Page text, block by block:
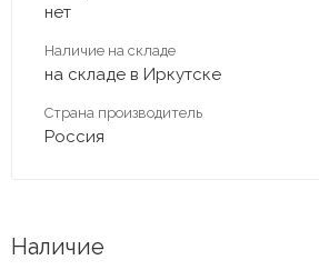
нет
Наличие на складе
на складе в Иркутске
Страна производитель
Россия
Наличие